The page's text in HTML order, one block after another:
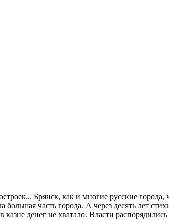
Брянск, как и многие рус­ские
часть горо­да. А через десять лет
денег не хватало. Власти